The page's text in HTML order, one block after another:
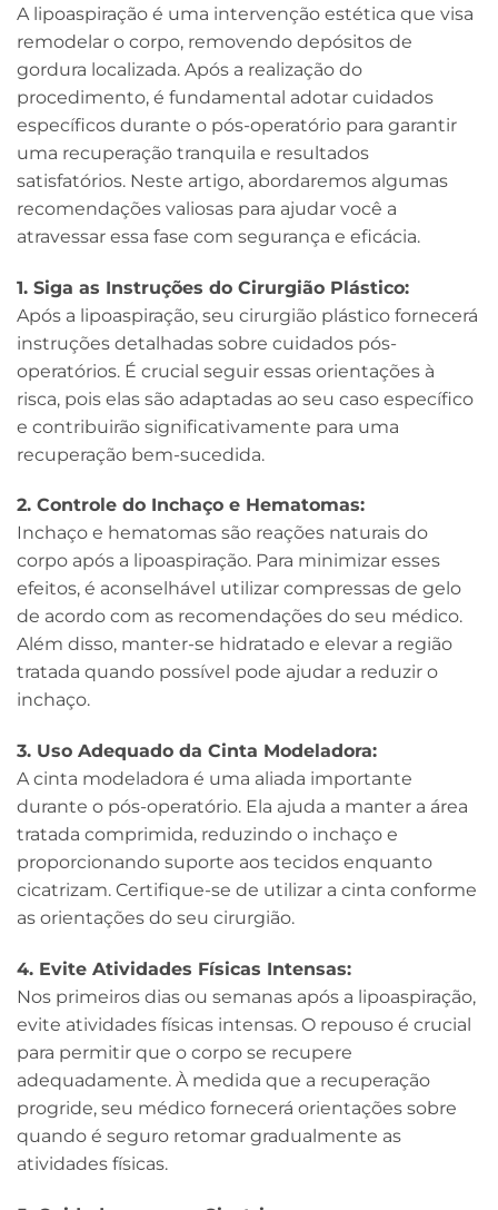
A lipoaspiração é uma intervenção estética que visa
remodelar o corpo, removendo depósitos de
gordura localizada. Após a realização do
procedimento, é fundamental adotar cuidados
específicos durante o pós-operatório para garantir
uma recuperação tranquila e resultados
satisfatórios. Neste artigo, abordaremos algumas
recomendações valiosas para ajudar você a
atravessar essa fase com segurança e eficácia.
1. Siga as Instruções do Cirurgião Plástico:
Após a lipoaspiração, seu cirurgião plástico fornecerá
instruções detalhadas sobre cuidados pós-
operatórios. É crucial seguir essas orientações à
risca, pois elas são adaptadas ao seu caso específico
e contribuirão significativamente para uma
recuperação bem-sucedida.
2. Controle do Inchaço e Hematomas:
Inchaço e hematomas são reações naturais do
corpo após a lipoaspiração. Para minimizar esses
efeitos, é aconselhável utilizar compressas de gelo
de acordo com as recomendações do seu médico.
Além disso, manter-se hidratado e elevar a região
tratada quando possível pode ajudar a reduzir o
inchaço.
3. Uso Adequado da Cinta Modeladora:
A cinta modeladora é uma aliada importante
durante o pós-operatório. Ela ajuda a manter a área
tratada comprimida, reduzindo o inchaço e
proporcionando suporte aos tecidos enquanto
cicatrizam. Certifique-se de utilizar a cinta conforme
as orientações do seu cirurgião.
4. Evite Atividades Físicas Intensas:
Nos primeiros dias ou semanas após a lipoaspiração,
evite atividades físicas intensas. O repouso é crucial
para permitir que o corpo se recupere
adequadamente. À medida que a recuperação
progride, seu médico fornecerá orientações sobre
quando é seguro retomar gradualmente as
atividades físicas.